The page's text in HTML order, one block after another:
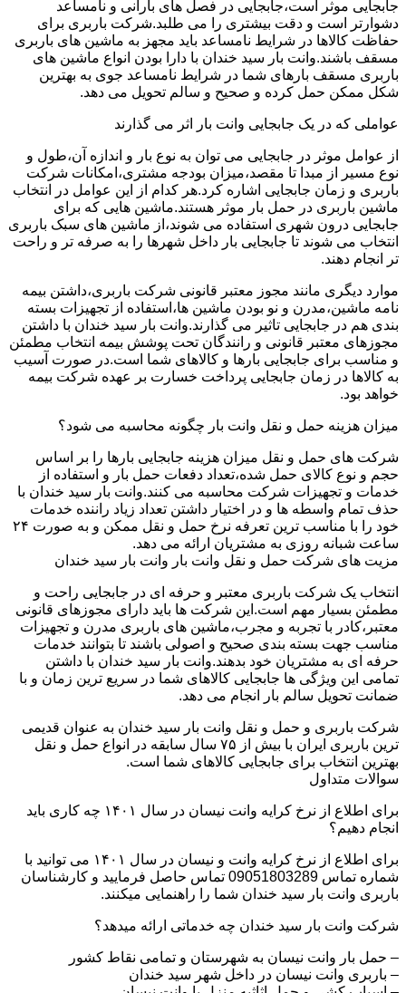
جابجایی موثر است،جابجایی در فصل های بارانی و نامساعد
دشوارتر است و دقت بیشتری را می طلبد.شرکت باربری برای
حفاظت کالاها در شرایط نامساعد باید مجهز به ماشین های باربری
مسقف باشند.وانت بار سید خندان با دارا بودن انواع ماشین های
باربری مسقف بارهای شما در شرایط نامساعد جوی به بهترین
شکل ممکن حمل کرده و صحیح و سالم تحویل می دهد.
عواملی که در یک جابجایی وانت بار اثر می گذارند
از عوامل موثر در جابجایی می توان به نوع بار و اندازه آن،طول و
نوع مسیر از مبدا تا مقصد،میزان بودجه مشتری،امکانات شرکت
باربری و زمان جابجایی اشاره کرد.هر کدام از این عوامل در انتخاب
ماشین باربری در حمل بار موثر هستند.ماشین هایی که برای
جابجایی درون شهری استفاده می شوند،از ماشین های سبک باربری
انتخاب می شوند تا جابجایی بار داخل شهرها را به صرفه تر و راحت
تر انجام دهند.
موارد دیگری مانند مجوز معتبر قانونی شرکت باربری،داشتن بیمه
نامه ماشین،مدرن و نو بودن ماشین ها،استفاده از تجهیزات بسته
بندی هم در جابجایی تاثیر می گذارند.وانت بار سید خندان با داشتن
مجوزهای معتبر قانونی و رانندگان تحت پوشش بیمه انتخاب مطمئن
و مناسب برای جابجایی بارها و کالاهای شما است.در صورت آسیب
به کالاها در زمان جابجایی پرداخت خسارت بر عهده شرکت بیمه
خواهد بود.
میزان هزینه حمل و نقل وانت بار چگونه محاسبه می شود؟
شرکت های حمل و نقل میزان هزینه جابجایی بارها را بر اساس
حجم و نوع کالای حمل شده،تعداد دفعات حمل بار و استفاده از
خدمات و تجهیزات شرکت محاسبه می کنند.وانت بار سید خندان با
حذف تمام واسطه ها و در اختیار داشتن تعداد زیاد راننده خدمات
خود را با مناسب ترین تعرفه نرخ حمل و نقل ممکن و به صورت ۲۴
ساعت شبانه روزی به مشتریان ارائه می دهد.
مزیت های شرکت حمل و نقل وانت بار وانت بار سید خندان
انتخاب یک شرکت باربری معتبر و حرفه ای در جابجایی راحت و
مطمئن بسیار مهم است.این شرکت ها باید دارای مجوزهای قانونی
معتبر،کادر با تجربه و مجرب،ماشین های باربری مدرن و تجهیزات
مناسب جهت بسته بندی صحیح و اصولی باشند تا بتوانند خدمات
حرفه ای به مشتریان خود بدهند.وانت بار سید خندان با داشتن
تمامی این ویژگی ها جابجایی کالاهای شما در سریع ترین زمان و با
ضمانت تحویل سالم بار انجام می دهد.
شرکت باربری و حمل و نقل وانت بار سید خندان به عنوان قدیمی
ترین باربری ایران با بیش از ۷۵ سال سابقه در انواع حمل و نقل
بهترین انتخاب برای جابجایی کالاهای شما است.
سوالات متداول
برای اطلاع از نرخ کرایه وانت نیسان در سال ۱۴۰۱ چه کاری باید
انجام دهیم؟
برای اطلاع از نرخ کرایه وانت و نیسان در سال ۱۴۰۱ می توانید با
شماره تماس 09051803289 تماس حاصل فرمایید و کارشناسان
باربری وانت بار سید خندان شما را راهنمایی میکنند.
شرکت وانت بار سید خندان چه خدماتی ارائه میدهد؟
– حمل بار وانت نیسان به شهرستان و تمامی نقاط کشور
– باربری وانت نیسان در داخل شهر سید خندان